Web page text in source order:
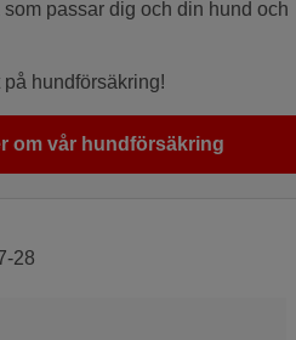
passar dig och din hund och
hundförsäkring!
om vår hundförsäkring
28